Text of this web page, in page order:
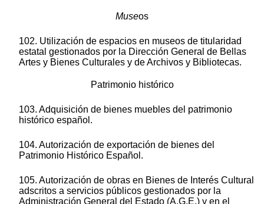
Museos
102. Utilización de espacios en museos de titularidad
estatal gestionados por la Dirección General de Bellas
Artes y Bienes Culturales y de Archivos y Bibliotecas.
Patrimonio histórico
103. Adquisición de bienes muebles del patrimonio
histórico español.
104. Autorización de exportación de bienes del
Patrimonio Histórico Español.
105. Autorización de obras en Bienes de Interés Cultural
adscritos a servicios públicos gestionados por la
Administración General del Estado (A.G.E.) y en el